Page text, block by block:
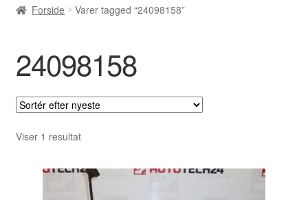
Betalinger
Kasse
Klage
Klageprocedure
Kontakte
Forside Varer tagged “24098158”
24098158
Viser 1 resultat